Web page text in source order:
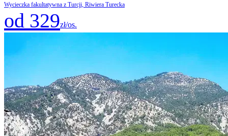
Wycieczka fakultatywna z Turcji, Riwiera Turecka
od 329zł/os.